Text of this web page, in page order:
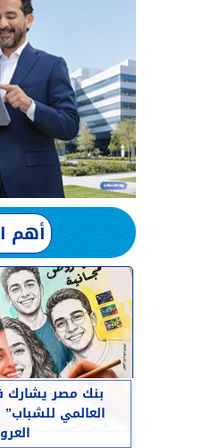
أهم
بنك مصر يشارك
العالمي